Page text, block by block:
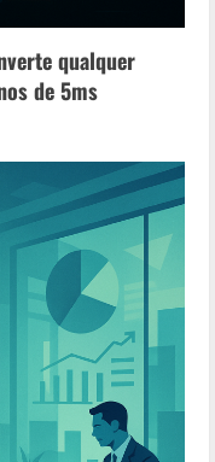
qualquer
de 5ms